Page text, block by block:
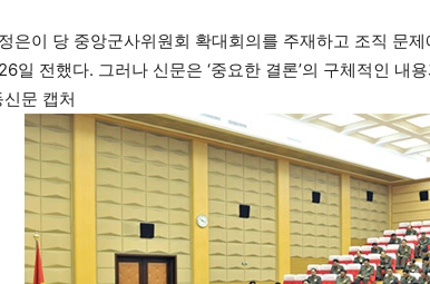
은이 당 중앙군사위원회 확대회의를 주재하고 조직 문제
일 전했다. 그러나 신문은 ‘중요한 결론’의 구체적인 내
문 캡처